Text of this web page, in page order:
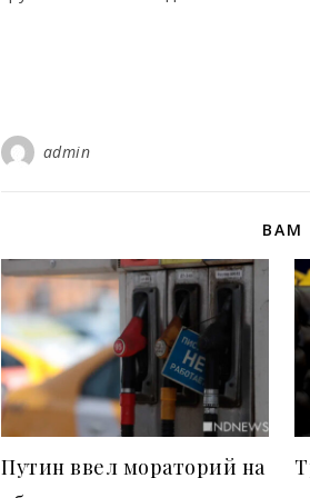
admin
ВАМ
Путин ввел мораторий на